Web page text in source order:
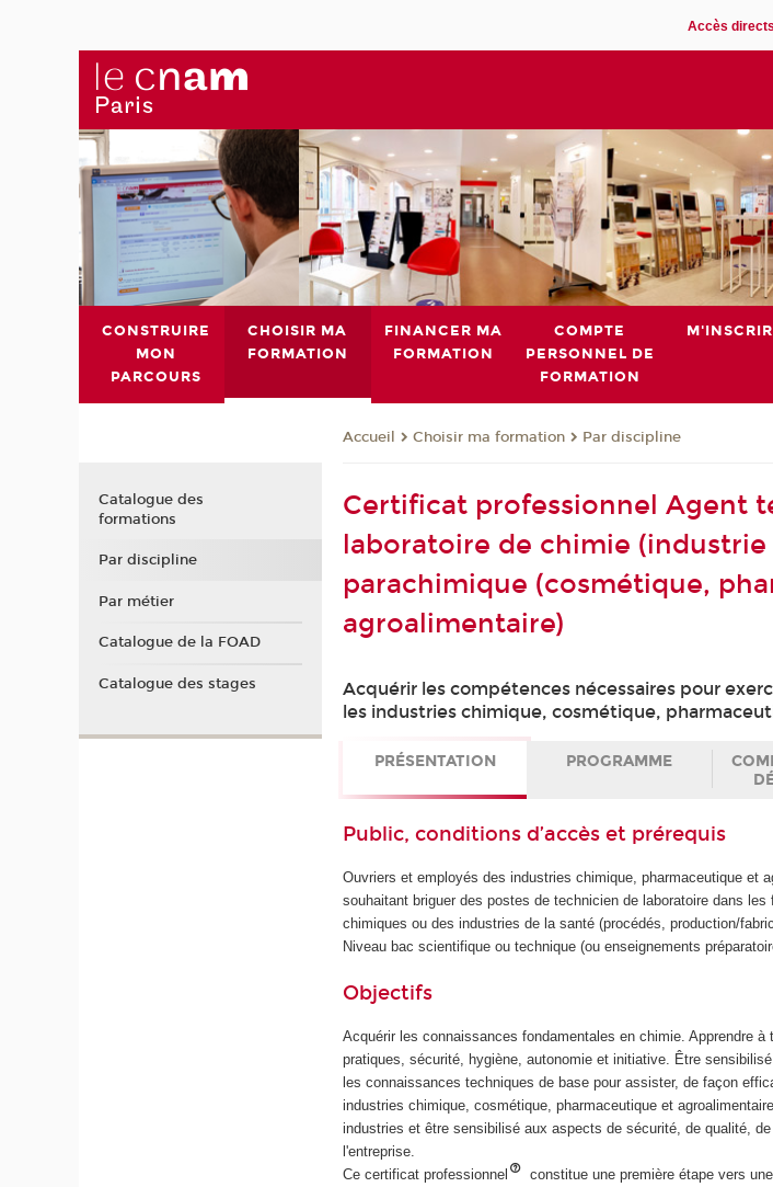
Accès directs
CONSTRUIRE
MON
PARCOURS
CHOISIR MA
FORMATION
FINANCER MA
FORMATION
COMPTE
PERSONNEL DE
FORMATION
Accueil Choisir ma formation Par discipline
Certificat professionnel Agent
laboratoire de chimie
parachimique (cosmétique,
agroalimentaire)
Acquérir les compétences nécessaires pour
les industries chimique, cosmétique,
PRÉSENTATION PROGRAMME
Public, conditions d’accès et prérequis
Ouvriers et employés des industries chimique, pharmaceutique et
souhaitant briguer des postes de technicien de laboratoire dans
chimiques ou des industries de la santé (procédés, production/
Niveau bac scientifique ou technique (ou enseignements
Objectifs
Acquérir les connaissances fondamentales en chimie. Apprendre
pratiques, sécurité, hygiène, autonomie et initiative. Être
les connaissances techniques de base pour assister, de façon
industries chimique, cosmétique, pharmaceutique et
industries et être sensibilisé aux aspects de sécurité, de qualité,
l'entreprise.
Ce certificat professionnel
constitue une première étape vers
Catalogue des
formations
Par discipline
Par métier
Catalogue de la FOAD
Catalogue des stages